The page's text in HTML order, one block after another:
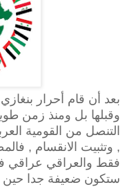
بعد أن قام أحرار
وقبلها بل ومنذ زمن
التنصل من القومية
, وتثبيت الانقسام ,
فقط والعراقي عراقي
ستكون ضعيفة جدا حين